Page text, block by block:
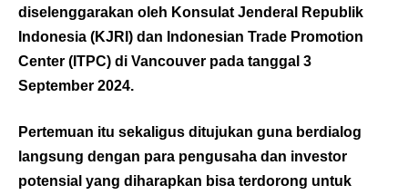
diselenggarakan oleh Konsulat Jenderal Republik
Indonesia (KJRI) dan Indonesian Trade Promotion
Center (ITPC) di Vancouver pada tanggal 3
September 2024.
Pertemuan itu sekaligus ditujukan guna berdialog
langsung dengan para pengusaha dan investor
potensial yang diharapkan bisa terdorong untuk